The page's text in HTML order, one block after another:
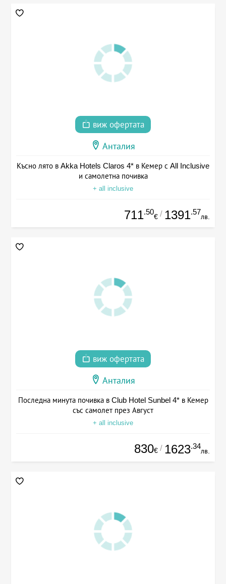
виж офертата
Анталия
Късно лято в Akka Hotels Claros 4* в Кемер с All Inclusive
и самолетна почивка
+ all inclusive
711.50
€ / 1391.57
лв.
виж офертата
Анталия
Последна минута почивка в Club Hotel Sunbel 4* в Кемер
със самолет през Август
+ all inclusive
830€ / 1623.34
лв.